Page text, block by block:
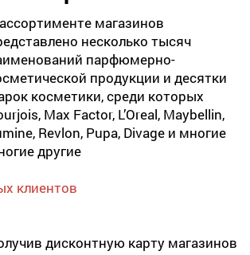
магазинов
несколько тысяч
парфюмерно-
продукции и десятки
косметики, среди которых
Max Factor, L’Oreal, Maybellin,
Revlon, Pupa, Divage и многие
другие
клиентов
дисконтную карту магазинов